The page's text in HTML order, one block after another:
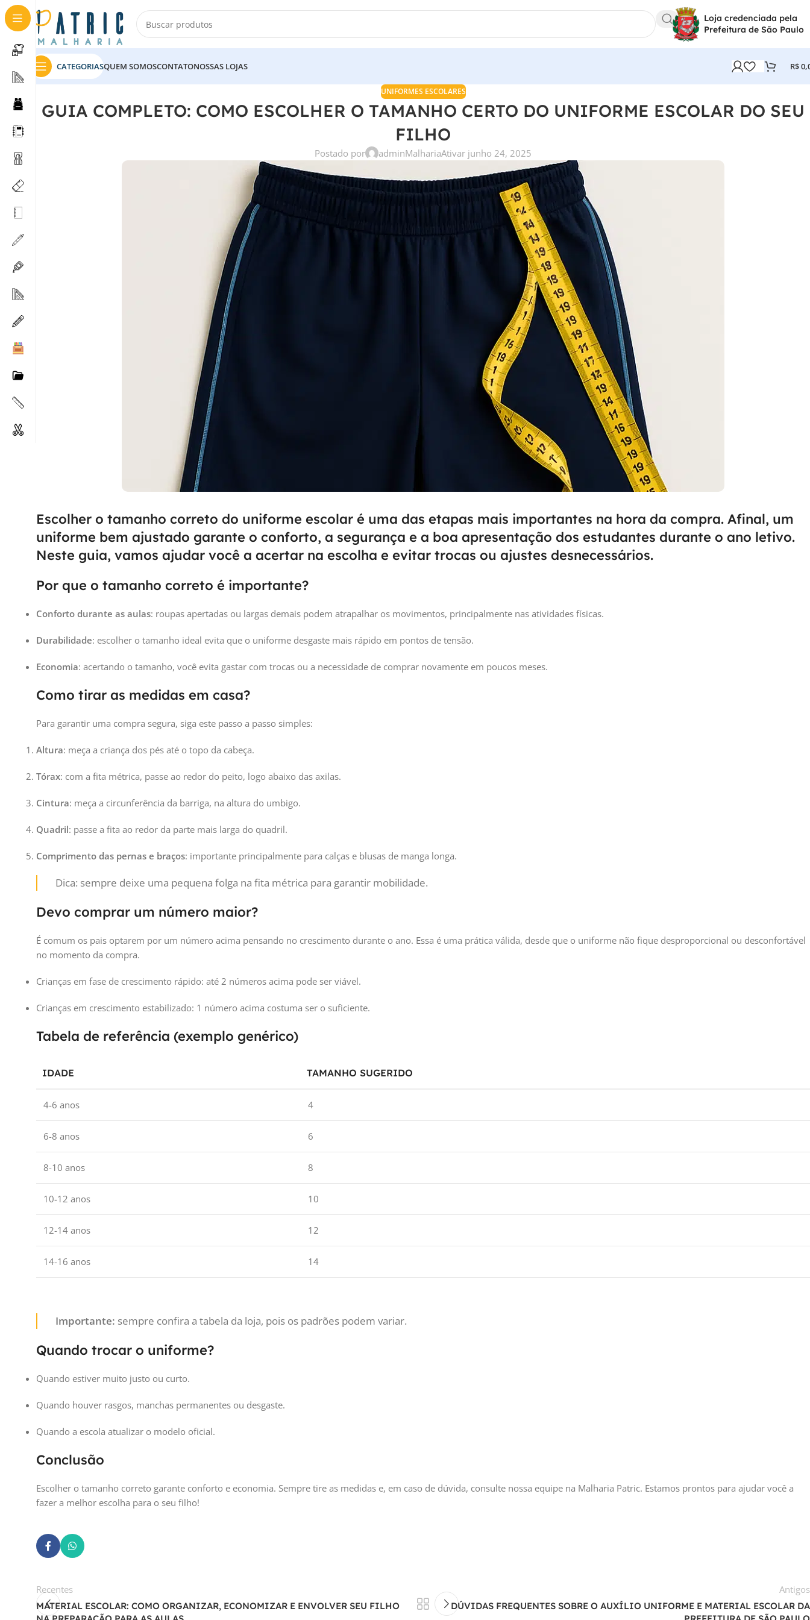
Loja credenciada pela
Prefeitura de São Paulo
CATEGORIASQUEM SOMOSCONTATONOSSAS LOJAS R$
UNIFORMES ESCOLARES
GUIA COMPLETO: COMO ESCOLHER O TAMANHO CERTO DO UNIFORME ESCOLAR DO SEU
FILHO
Postado por adminMalhariaAtivar junho 24, 2025
Escolher o tamanho correto do uniforme escolar é uma das etapas mais importantes na hora da compra. Afinal, um
uniforme bem ajustado garante o conforto, a segurança e a boa apresentação dos estudantes durante o ano letivo.
Neste guia, vamos ajudar você a acertar na escolha e evitar trocas ou ajustes desnecessários.
Por que o tamanho correto é importante?
Conforto durante as aulas: roupas apertadas ou largas demais podem atrapalhar os movimentos, principalmente nas atividades físicas.
Durabilidade: escolher o tamanho ideal evita que o uniforme desgaste mais rápido em pontos de tensão.
Economia: acertando o tamanho, você evita gastar com trocas ou a necessidade de comprar novamente em poucos meses.
Como tirar as medidas em casa?
Para garantir uma compra segura, siga este passo a passo simples:
Altura: meça a criança dos pés até o topo da cabeça.
Tórax: com a fita métrica, passe ao redor do peito, logo abaixo das axilas.
Cintura: meça a circunferência da barriga, na altura do umbigo.
Quadril: passe a fita ao redor da parte mais larga do quadril.
Comprimento das pernas e braços: importante principalmente para calças e blusas de manga longa.
Dica: sempre deixe uma pequena folga na fita métrica para garantir mobilidade.
Devo comprar um número maior?
É comum os pais optarem por um número acima pensando no crescimento durante o ano. Essa é uma prática válida, desde que o uniforme não fique desproporcional ou desconfortável
no momento da compra.
Crianças em fase de crescimento rápido: até 2 números acima pode ser viável.
Crianças em crescimento estabilizado: 1 número acima costuma ser o suficiente.
Tabela de referência (exemplo genérico)
IDADE TAMANHO SUGERIDO
4-6 anos 4
6-8 anos 6
8-10 anos 8
10-12 anos 10
12-14 anos 12
14-16 anos 14
Importante: sempre confira a tabela da loja, pois os padrões podem variar.
Quando trocar o uniforme?
Quando estiver muito justo ou curto.
Quando houver rasgos, manchas permanentes ou desgaste.
Quando a escola atualizar o modelo oficial.
Conclusão
Escolher o tamanho correto garante conforto e economia. Sempre tire as medidas e, em caso de dúvida, consulte nossa equipe na Malharia Patric. Estamos prontos para ajudar você a
fazer a melhor escolha para o seu filho!
Recentes
MATERIAL ESCOLAR: COMO ORGANIZAR, ECONOMIZAR E ENVOLVER SEU FILHO
Antigos
DÚVIDAS FREQUENTES SOBRE O AUXÍLIO UNIFORME E MATERIAL ESCOLAR DA